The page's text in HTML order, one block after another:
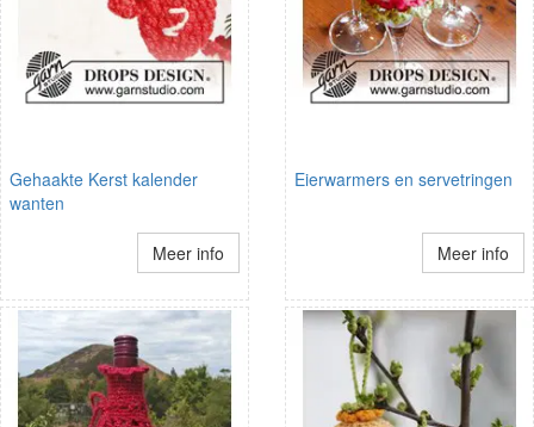
Gehaakte Kerst kalender
wanten
Meer info
Eierwarmers en servetringen
Meer info